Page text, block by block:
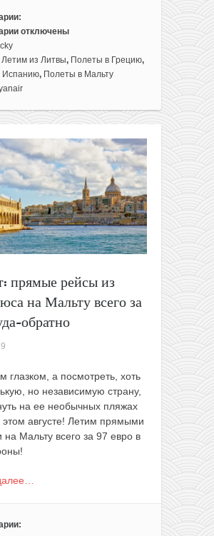
отключены
Летим из Литвы, Полеты в Грецию,
Испанию, Полеты в Мальту
прямые рейсы из
на Мальту всего за
обратно
глазком, а посмотреть, хоть
но независимую страну,
на ее необычных пляжах
августе! Летим прямыми
на Мальту всего за 97 евро в